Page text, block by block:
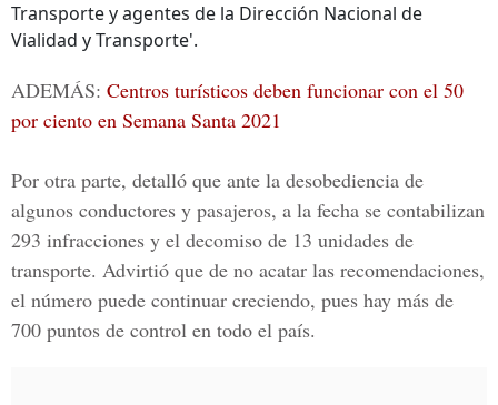
Transporte y agentes de la Dirección Nacional de
Vialidad y Transporte'.
ADEMÁS: Centros turísticos deben funcionar con el 50
por ciento en Semana Santa 2021
Por otra parte, detalló que ante la desobediencia de
algunos conductores y pasajeros, a la fecha se contabilizan
293 infracciones y el decomiso de 13 unidades de
transporte. Advirtió que de no acatar las recomendaciones,
el número puede continuar creciendo, pues hay más de
700 puntos de control en todo el país.